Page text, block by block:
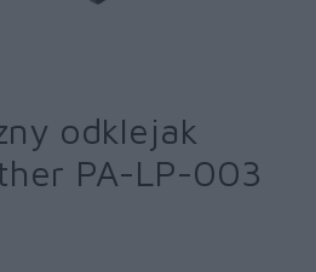
odklejak
PA-LP-003